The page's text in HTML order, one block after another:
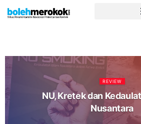
REVIEW
NU, Kretek dan
Nusantara